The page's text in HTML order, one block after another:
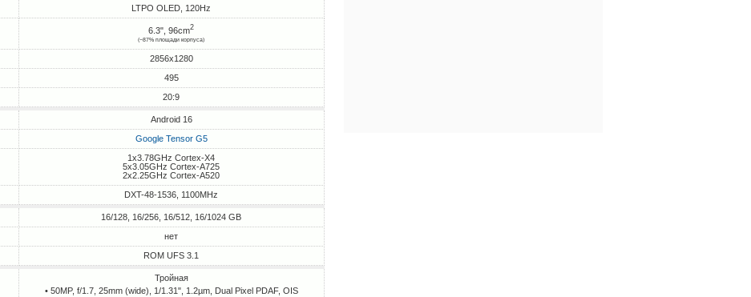
LTPO OLED, 120Hz
6.3", 96cm2
(~87% площади корпуса)
2856x1280
495
20:9
Android 16
Google Tensor G5
1x3.78GHz Cortex-X4
5x3.05GHz Cortex-A725
2x2.25GHz Cortex-A520
DXT-48-1536, 1100MHz
16/128, 16/256, 16/512, 16/1024 GB
нет
ROM UFS 3.1
Тройная
• 50MP, f/1.7, 25mm (wide), 1/1.31", 1.2µm, Dual Pixel PDAF, OIS